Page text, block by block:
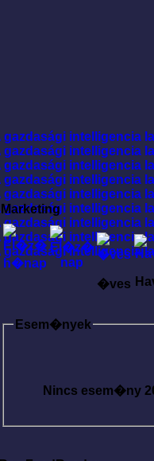
Marketing
�ves
Esem�nyek
Nincs esem�ny